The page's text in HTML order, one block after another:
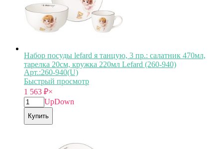
Набор посуды lefard я танцую, 3 пр.: салатник 470мл,
тарелка 20см, кружка 220мл Lefard (260-940)
Арт.:260-940(U)
Быстрый просмотр
1 563 ₽×
UpDown
Купить